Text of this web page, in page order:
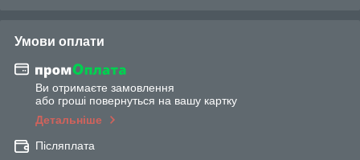
Умови оплати
Ви отримаєте замовлення
або гроші повернуться на вашу картку
Детальніше
Післяплата